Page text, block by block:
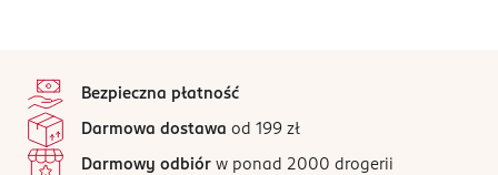
Bezpieczna płatność
Darmowa dostawa od 199 zł
Darmowy odbiór w ponad 2000 drogerii